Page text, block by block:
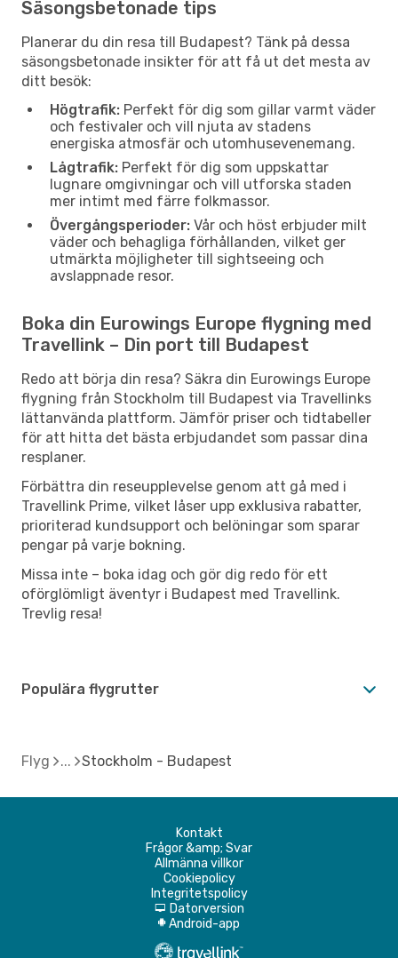
Säsongsbetonade tips
Planerar du din resa till Budapest? Tänk på dessa
säsongsbetonade insikter för att få ut det mesta av
ditt besök:
Högtrafik: Perfekt för dig som gillar varmt väder
och festivaler och vill njuta av stadens
energiska atmosfär och utomhusevenemang.
Lågtrafik: Perfekt för dig som uppskattar
lugnare omgivningar och vill utforska staden
mer intimt med färre folkmassor.
Övergångsperioder: Vår och höst erbjuder milt
väder och behagliga förhållanden, vilket ger
utmärkta möjligheter till sightseeing och
avslappnade resor.
Boka din Eurowings Europe flygning med
Travellink – Din port till Budapest
Redo att börja din resa? Säkra din Eurowings Europe
flygning från Stockholm till Budapest via Travellinks
lättanvända plattform. Jämför priser och tidtabeller
för att hitta det bästa erbjudandet som passar dina
resplaner.
Förbättra din reseupplevelse genom att gå med i
Travellink Prime, vilket låser upp exklusiva rabatter,
prioriterad kundsupport och belöningar som sparar
pengar på varje bokning.
Missa inte – boka idag och gör dig redo för ett
oförglömligt äventyr i Budapest med Travellink.
Trevlig resa!
Populära flygrutter
Flyg Stockholm - Budapest
Kontakt
Frågor &amp; Svar
Allmänna villkor
Cookiepolicy
Integritetspolicy
d Datorversion
A Android-app